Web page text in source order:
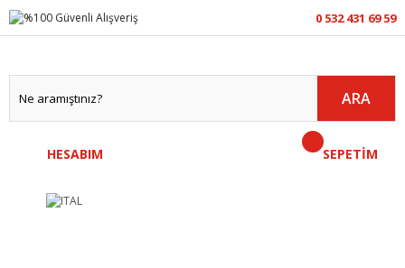
0 532 431 69 59
ARA
HESABIM SEPETİM